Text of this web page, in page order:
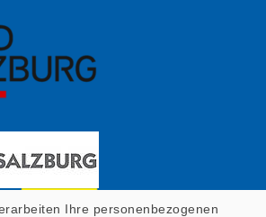
Ihre personenbezogenen